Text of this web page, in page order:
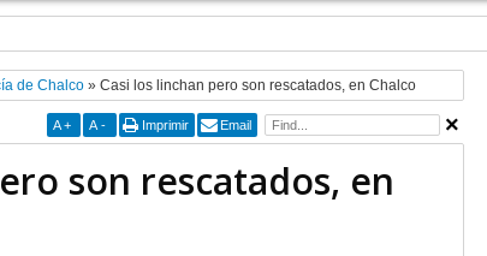
de Chalco» Casi los linchan pero son rescatados, en Chalco
A + A - Imprimir Email
son rescatados, en